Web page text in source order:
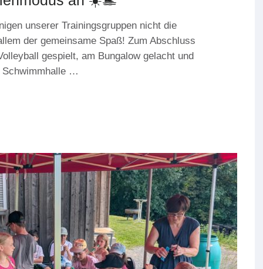
unserer Trainingsgruppen nicht die
der gemeinsame Spaß! Zum Abschluss
gespielt, am Bungalow gelacht und
Schwimmhalle …